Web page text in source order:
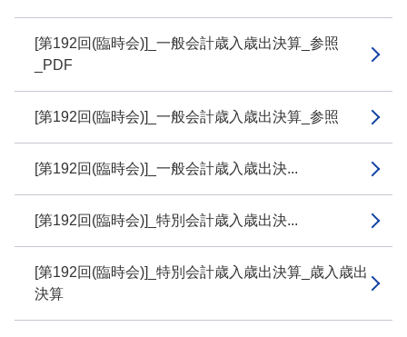
[第192回(臨時会)]_一般会計歳入歳出決算_参照
_PDF
[第192回(臨時会)]_一般会計歳入歳出決算_参照
[第192回(臨時会)]_一般会計歳入歳出決...
[第192回(臨時会)]_特別会計歳入歳出決...
[第192回(臨時会)]_特別会計歳入歳出決算_歳入歳出
決算